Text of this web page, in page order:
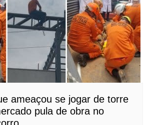
ameaçou se jogar de torre
pula de obra no